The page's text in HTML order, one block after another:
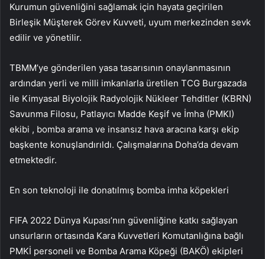
Kurumun güvenliğini sağlamak için hayata geçirilen
Birleşik Müşterek Görev Kuvveti, uyum merkezinden sevk
edilir ve yönetilir.
TBMM’ye gönderilen yasa tasarısının onaylanmasının
ardından yerli ve milli imkanlarla üretilen TCG Burgazada
ile Kimyasal Biyolojik Radyolojik Nükleer Tehditler (KBRN)
Savunma Filosu, Patlayıcı Madde Keşif ve İmha (PMKI)
ekibi , bomba arama ve insansız hava aracına karşı ekip
başkente konuşlandırıldı. Çalışmalarına Doha’da devam
etmektedir.
En son teknoloji ile donatılmış bomba imha köpekleri
FIFA 2022 Dünya Kupası’nın güvenliğine katkı sağlayan
unsurların ortasında Kara Kuvvetleri Komutanlığına bağlı
PMKİ personeli ve Bomba Arama Köpeği (BAKÖ) ekipleri